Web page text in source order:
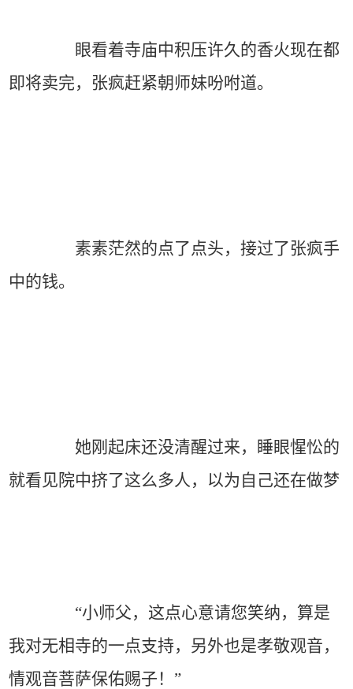
眼看着寺庙中积压许久的香火现在都
即将卖完，张疯赶紧朝师妹吩咐道。
素素茫然的点了点头，接过了张疯手
中的钱。
她刚起床还没清醒过来，睡眼惺忪的
就看见院中挤了这么多人，以为自己还在做梦
“小师父，这点心意请您笑纳，算是
我对无相寺的一点支持，另外也是孝敬观音，
情观音菩萨保佑赐子！”